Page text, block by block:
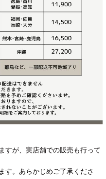
すが、実店舗での販売も行って
す。あらかじめご了承くださ